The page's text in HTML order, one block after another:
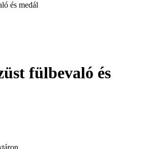
és medál
fülbevaló és